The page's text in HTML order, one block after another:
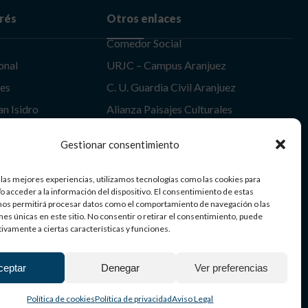
Gestionar consentimiento
mejores experiencias, utilizamos tecnologías como las cookies para
acceder a la información del dispositivo. El consentimiento de estas
permitirá procesar datos como el comportamiento de navegación o las
únicas en este sitio. No consentir o retirar el consentimiento, puede
a ciertas características y funciones.
Denegar Ver preferencias
Política de cookiesPolítica de privacidadAviso Legal
Isidro
Otros enlaces
Comedor Social
URJC – Campus Aranjuez
C. U. Guardia Civil Aranjuez
Alianza Paisajes Culturales
| Patrimonio Mundial